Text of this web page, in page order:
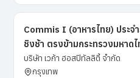
Commis I (อาหารไทย) ประ
ชิงช้า ตรงข้ามกระทรวงมหาดไ
บริษัท เวก้า ฮอสปิทัลลิตี้ จำกัด
กรุงเทพ